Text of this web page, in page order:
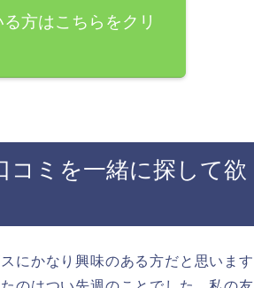
方はこちらをクリ
コミを一緒に探して欲
にかなり興味のある方だと思います